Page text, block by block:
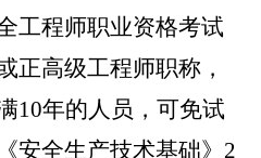
工程师职业资格考试
正高级工程师职称，
10年的人员，可免试
安全生产技术基础》 2